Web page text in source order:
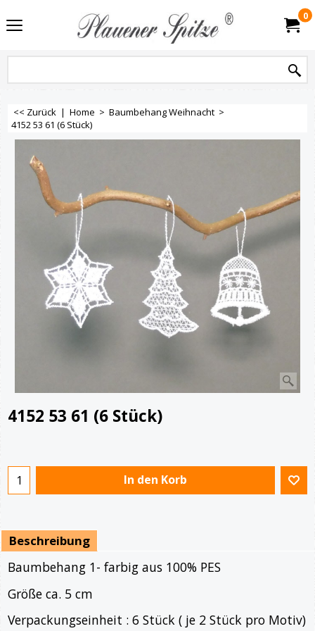
0
<< Zurück | Home > Baumbehang Weihnacht >
4152 53 61 (6 Stück)
4152 53 61 (6 Stück)
Beschreibung
Baumbehang 1- farbig aus 100% PES
Größe ca. 5 cm